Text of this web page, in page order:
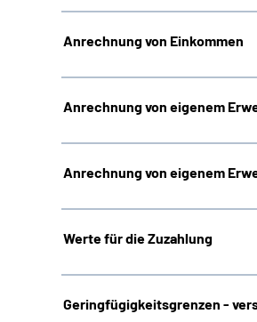
Anrechnung von Einkommen
Anrechnung von eigenem
Anrechnung von eigenem
Werte für die Zuzahlung
Geringfügigkeitsgrenzen -